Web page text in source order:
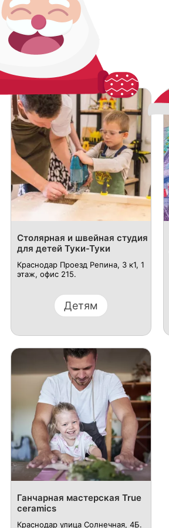
Столярная и швейная студия
для детей Туки-Туки
Краснодар Проезд Репина, 3 к1, 1
этаж, офис 215.
Детям
Ганчарная мастерская True
ceramics
Краснодар улица Солнечная, 4Б.